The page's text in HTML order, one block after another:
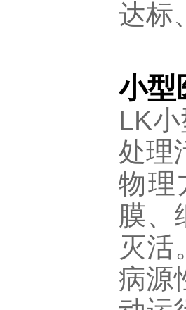
达标
小型
LK
处理
物理
膜、
灭活
病源